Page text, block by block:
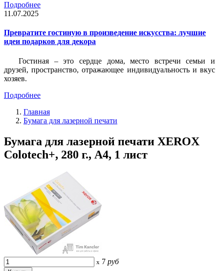
Подробнее
11.07.2025
Превратите гостиную в произведение искусства: лучшие
идеи подарков для декора
Гостиная – это сердце дома, место встречи семьи и
друзей, пространство, отражающее индивидуальность и вкус
хозяев.
Подробнее
Главная
Бумага для лазерной печати
Бумага для лазерной печати XEROX
Colotech+, 280 г., A4, 1 лист
x 7 руб